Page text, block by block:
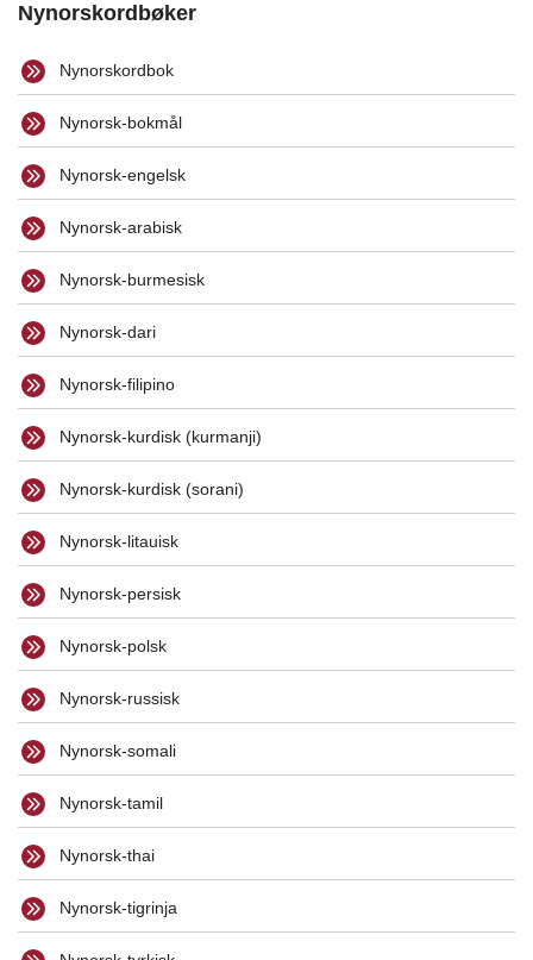
Nynorskordbøker
Nynorskordbok
Nynorsk-bokmål
Nynorsk-engelsk
Nynorsk-arabisk
Nynorsk-burmesisk
Nynorsk-dari
Nynorsk-filipino
Nynorsk-kurdisk (kurmanji)
Nynorsk-kurdisk (sorani)
Nynorsk-litauisk
Nynorsk-persisk
Nynorsk-polsk
Nynorsk-russisk
Nynorsk-somali
Nynorsk-tamil
Nynorsk-thai
Nynorsk-tigrinja